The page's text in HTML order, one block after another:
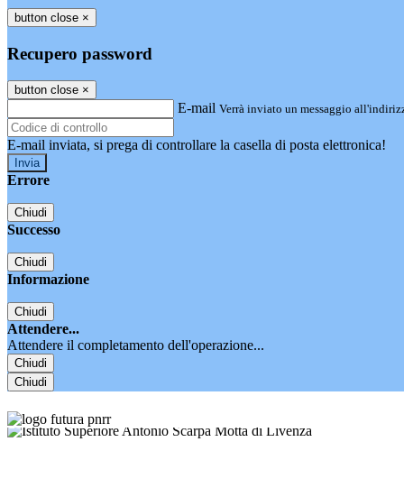
button close ×
Recupero password
button close ×
E-mail Verrà inviato un messaggio
E-mail inviata, si prega di controllare la casella di posta elettronica!
Errore
Chiudi
Successo
Chiudi
Informazione
Chiudi
Attendere...
Attendere il completamento dell'operazione...
Chiudi
Chiudi